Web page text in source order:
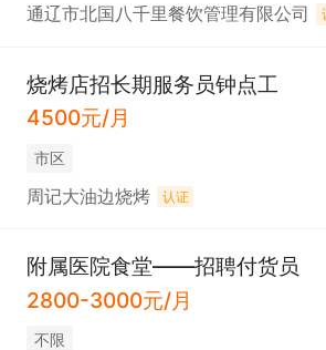
通辽市北国八千里餐饮管理有限公司
烧烤店招长期服务员钟点工
4500元/月
市区
周记大油边烧烤 认证
附属医院食堂——招聘付货员
2800-3000元/月
不限